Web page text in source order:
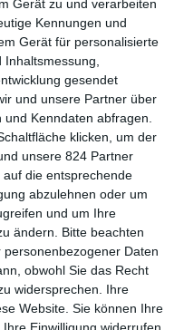
Gerät zu und verarbeiten
Kennungen und
Gerät für personalisierte
gesendet
und unsere Partner über
Kenndaten abfragen.
klicken, um der
unsere 824 Partner
die entsprechende
abzulehnen oder um
und um Ihre
ändern.
Bitte beachten
Daten
obwohl Sie das Recht
widersprechen. Ihre
Website. Sie können Ihre
haben. Für uns war es
arbeiten, der ein wenig
Charles, der hinter seiner
verbirgt, über die er nicht
die wir in unseren 20ern
hatten damals nicht diese
Geschichte zu erzählen.
der Langfilm so viel
darin, wie jemand auf
während ihr selbst auf
aufgefallen, als wir den
die Q&As ist uns das